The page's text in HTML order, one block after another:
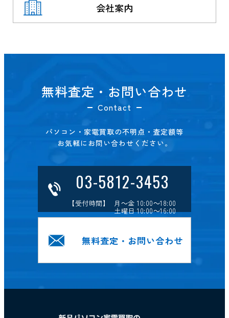
会社案内
無料査定・お問い合わせ
Contact
パソコン・家電買取の不明点・査定額等
お気軽にお問い合わせください。
03-5812-3453
【受付時間】 月～金 10:00～18:00
土曜日 10:00～16:00
無料査定・お問い合わせ